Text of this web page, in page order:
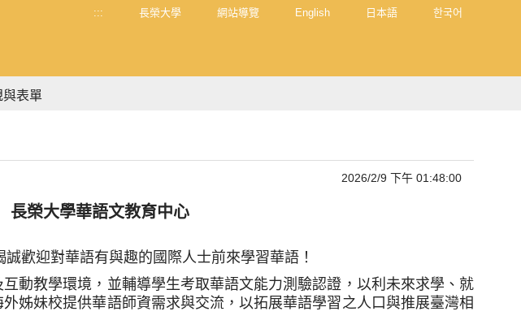
::: 長榮大學 網站導覽 English 日本語 한국어
與表單
2026/2/9 下午 01:48:00
長榮大學華語文教育中心
歡迎對華語有與趣的國際人士前來學習華語！
動教學環境，並輔導學生考取華語文能力測驗認證，以利未來求學、就
姊妹校提供華語師資需求與交流，以拓展華語學習之人口與推展臺灣相